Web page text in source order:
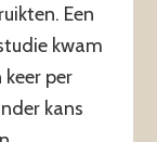
Een
kwam
per
kans